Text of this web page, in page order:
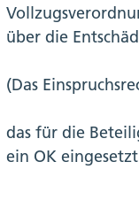
über die
(Das
das für die
ein OK